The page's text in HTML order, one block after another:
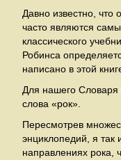
Давно известно,
часто являются
классического
Робинса
написано в этой
Для нашего
слова «рок».
Пересмотрев
энциклопедий, я так
направлениях рока,